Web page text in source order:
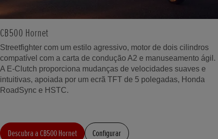
CB500 Hornet
Streetfighter com um estilo agressivo, motor de dois cilindros
compatível com a carta de condução A2 e manuseamento ágil.
A E-Clutch proporciona mudanças de velocidades suaves e
intuitivas, apoiada por um ecrã TFT de 5 polegadas, Honda
RoadSync e HSTC.
Descubra a CB500 Hornet Configurar